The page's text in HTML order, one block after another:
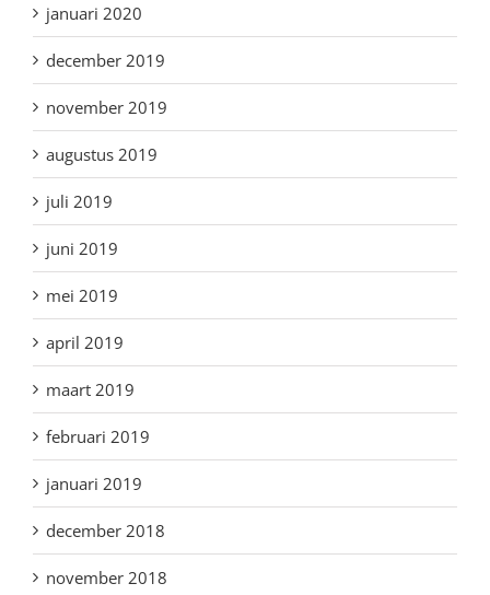
januari 2020
december 2019
november 2019
augustus 2019
juli 2019
juni 2019
mei 2019
april 2019
maart 2019
februari 2019
januari 2019
december 2018
november 2018